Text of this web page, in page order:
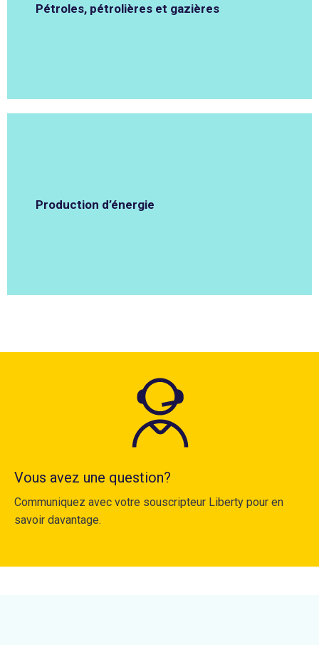
Pétroles, pétrolières et gazières
Production d’énergie
Vous avez une question?
Communiquez avec votre souscripteur Liberty pour en
savoir davantage.